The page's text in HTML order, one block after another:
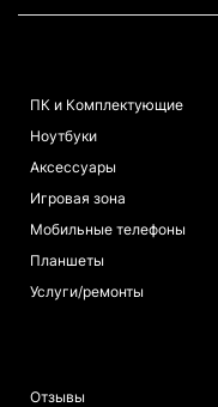
ПК и Комплектующие
Ноутбуки
Аксессуары
Игровая зона
Мобильные телефоны
Планшеты
Услуги/ремонты
Отзывы